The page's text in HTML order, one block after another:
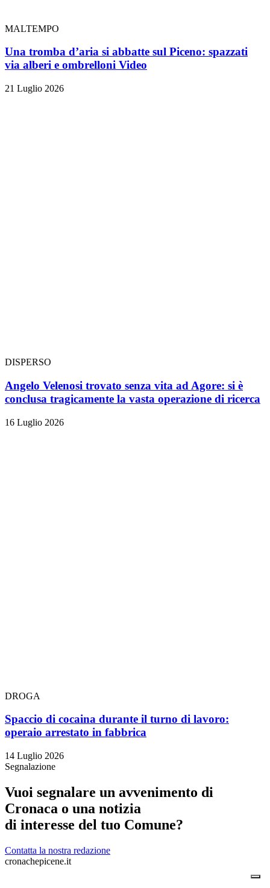
MALTEMPO
Una tromba d’aria si abbatte sul Piceno: spazzati
via alberi e ombrelloni Video
21 Luglio 2026
DISPERSO
Angelo Velenosi trovato senza vita ad Agore: si è
conclusa tragicamente la vasta operazione di ricerca
16 Luglio 2026
DROGA
Spaccio di cocaina durante il turno di lavoro:
operaio arrestato in fabbrica
14 Luglio 2026
Segnalazione
Vuoi segnalare un avvenimento di
Cronaca o una notizia
di interesse del tuo Comune?
Contatta la nostra redazione
cronachepicene.it